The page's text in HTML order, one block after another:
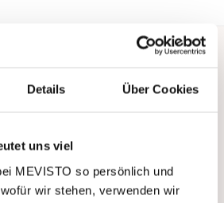
Details Über Cookies
uns viel
MEVISTO so persönlich und
wir stehen, verwenden wir
support or